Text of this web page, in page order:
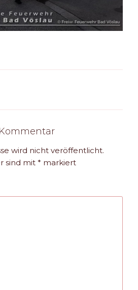
wird nicht veröffentlicht.
sind mit * markiert